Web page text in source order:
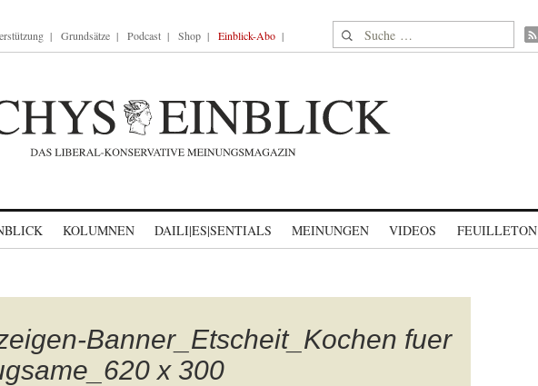
Grundsätze Podcast Shop Einblick-Abo Suche nach:
KOLUMNEN DAILI|ES|SENTIALS MEINUNGEN VIDEOS FEUILLETON
Banner_Etscheit_Kochen fuer
x 300